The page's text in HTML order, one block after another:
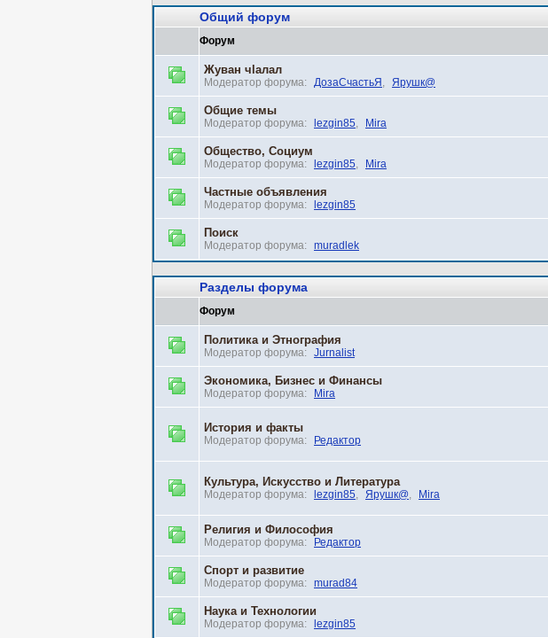
Общий форум
Форум
Жуван чlалал
Модератор форума: ДозаСчастьЯ , Ярушк@
Общие темы
Модератор форума: lezgin85, Mira
Общество, Социум
Модератор форума: lezgin85, Mira
Частные объявления
Модератор форума: lezgin85
Поиск
Модератор форума: muradlek
Разделы форума
Форум
Политика и Этнография
Модератор форума: Jurnalist
Экономика, Бизнес и Финансы
Модератор форума: Mira
История и факты
Модератор форума: Редактор
Культура, Искусство и Литература
Модератор форума: lezgin85, Ярушк@, Mira
Религия и Философия
Модератор форума: Редактор
Спорт и развитие
Модератор форума: murad84
Наука и Технологии
Модератор форума: lezgin85